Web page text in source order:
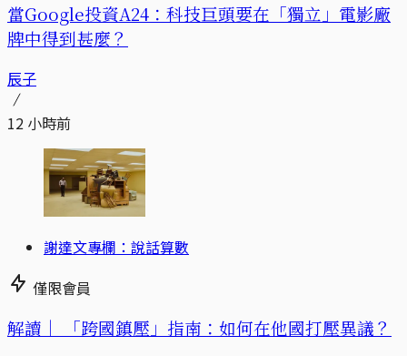
當Google投資A24：科技巨頭要在「獨立」電影廠
牌中得到甚麼？
辰子
12 小時前
謝達文專欄：說話算數
僅限會員
解讀｜ 「跨國鎮壓」指南：如何在他國打壓異議？